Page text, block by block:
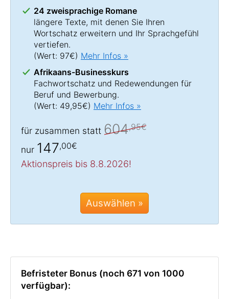
24 zweisprachige Romane
längere Texte, mit denen Sie Ihren
Wortschatz erweitern und Ihr Sprachgefühl
vertiefen.
(Wert: 97€) Mehr Infos »
Afrikaans-Businesskurs
Fachwortschatz und Redewendungen für
Beruf und Bewerbung.
(Wert: 49,95€) Mehr Infos »
für zusammen statt 604,95€
nur 147,00€
Aktionspreis bis 8.8.2026!
Auswählen »
Befristeter Bonus (noch 671 von 1000
verfügbar):